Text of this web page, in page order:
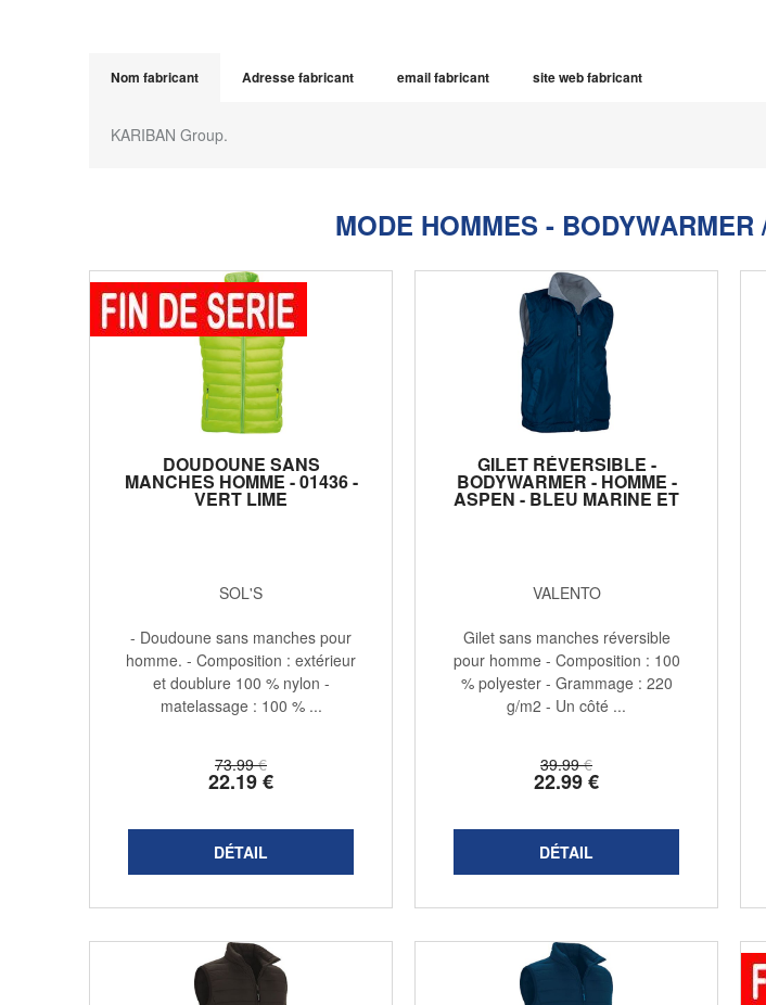
Nom fabricant Adresse fabricant email fabricant site web fabricant
KARIBAN Group.
MODE HOMMES -
DOUDOUNE SANS
MANCHES HOMME - 01436 -
VERT LIME
SOL'S
73.99 €
22.19€
- Doudoune sans manches pour
homme. - Composition : extérieur
et doublure 100 % nylon -
matelassage : 100 % ...
GILET RÉVERSIBLE -
BODYWARMER - HOMME -
ASPEN - BLEU MARINE ET
VALENTO
39.99 €
22.99€
Gilet sans manches réversible
pour homme - Composition : 100
% polyester - Grammage : 220
g/m2 - Un côté ...